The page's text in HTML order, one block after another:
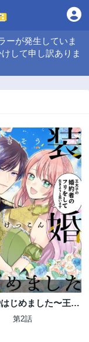
ーが発生していま
して申し訳ありま
じめました〜王太
者のフリをして生き
第2話